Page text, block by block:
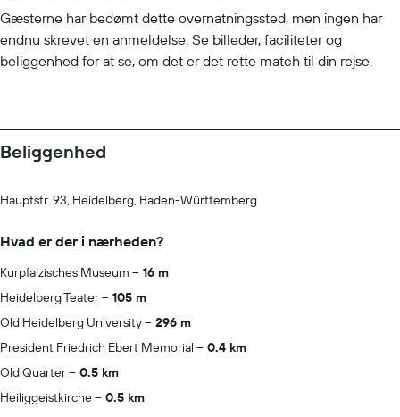
Gæsterne har bedømt dette overnatningssted, men ingen har
endnu skrevet en anmeldelse. Se billeder, faciliteter og
beliggenhed for at se, om det er det rette match til din rejse.
Beliggenhed
Hauptstr. 93, Heidelberg, Baden-Württemberg
Hvad er der i nærheden?
Kurpfalzisches Museum
16 m
Heidelberg Teater
105 m
Old Heidelberg University
296 m
President Friedrich Ebert Memorial
0.4 km
Old Quarter
0.5 km
Heiliggeistkirche
0.5 km